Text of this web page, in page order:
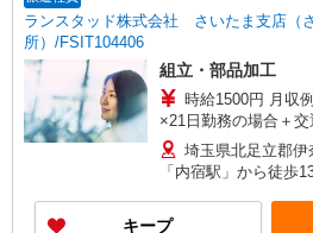
ランスタッド株式会社 さいたま支店（
所）/FSIT104406
組立・部品加工
時給1500円 月収
×21日勤務の場合＋
支給／当社規定あり。
埼玉県北足立郡
「内宿駅」から徒歩
キープ